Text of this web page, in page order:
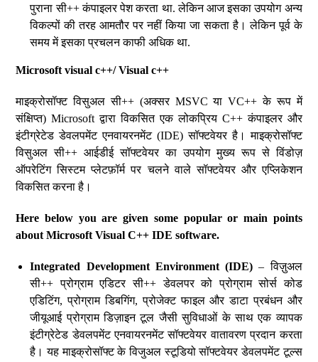
पुराना सी++ कंपाइलर पेश करता था. लेकिन आज इसका उपयोग अन्य
विकल्पों की तरह आमतौर पर नहीं किया जा सकता है। लेकिन पूर्व के
समय में इसका प्रचलन काफी अधिक था.
Microsoft visual c++/ Visual c++
माइक्रोसॉफ्ट विसुअल सी++ (अक्सर MSVC या VC++ के रूप में
संक्षिप्त) Microsoft द्वारा विकसित एक लोकप्रिय C++ कंपाइलर और
इंटीग्रेटेड डेवलपमेंट एनवायरनमेंट (IDE) सॉफ्टवेयर है। माइक्रोसॉफ्ट
विसुअल सी++ आईडीई सॉफ्टवेयर का उपयोग मुख्य रूप से विंडोज़
ऑपरेटिंग सिस्टम प्लेटफ़ॉर्म पर चलने वाले सॉफ्टवेयर और एप्लिकेशन
विकसित करना है।
Here below you are given some popular or main points
about Microsoft Visual C++ IDE software.
Integrated Development Environment (IDE) – विज़ुअल
सी++ प्रोग्राम एडिटर सी++ डेवलपर को प्रोग्राम सोर्स कोड
एडिटिंग, प्रोग्राम डिबगिंग, प्रोजेक्ट फाइल और डाटा प्रबंधन और
जीयूआई प्रोग्राम डिज़ाइन टूल जैसी सुविधाओं के साथ एक व्यापक
इंटीग्रेटेड डेवलपमेंट एनवायरनमेंट सॉफ्टवेयर वातावरण प्रदान करता
है। यह माइक्रोसॉफ्ट के विजुअल स्टूडियो सॉफ्टवेयर डेवलपमेंट टूल्स